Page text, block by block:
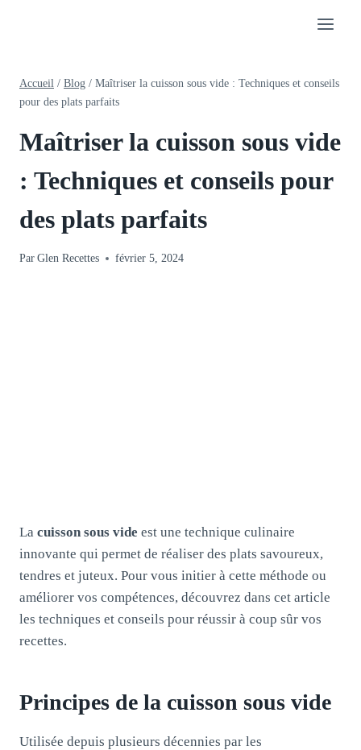
Accueil / Blog / Maîtriser la cuisson sous vide : Techniques et conseils
pour des plats parfaits
Maîtriser la cuisson sous vide
: Techniques et conseils pour
des plats parfaits
Par Glen Recettes février 5, 2024
La cuisson sous vide est une technique culinaire
innovante qui permet de réaliser des plats savoureux,
tendres et juteux. Pour vous initier à cette méthode ou
améliorer vos compétences, découvrez dans cet article
les techniques et conseils pour réussir à coup sûr vos
recettes.
Principes de la cuisson sous vide
Utilisée depuis plusieurs décennies par les